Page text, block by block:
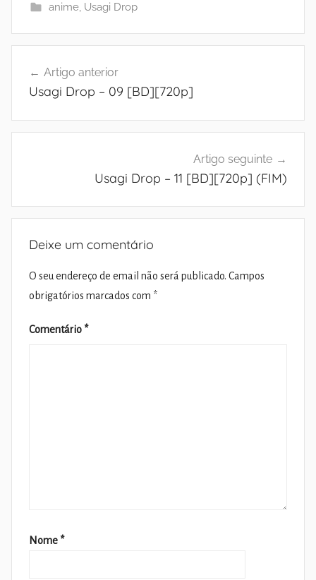
anime, Usagi Drop
de
Artigo anterior
Usagi Drop – 09 [BD][720p]
Artigo seguinte
Usagi Drop – 11 [BD][720p] (FIM)
Deixe um comentário
O seu endereço de email não será publicado. Campos
obrigatórios marcados com *
Comentário *
Nome *